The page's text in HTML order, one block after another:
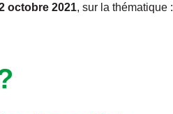
octobre 2021, sur la thématique :